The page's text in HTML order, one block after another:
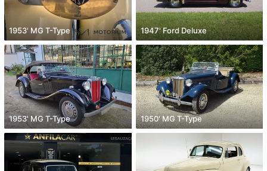
1953' MG T-Type 1947' Ford Deluxe
1953' MG T-Type 1950' MG T-Type